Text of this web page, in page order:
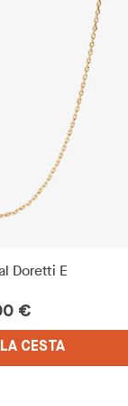
Doretti E
€
CESTA